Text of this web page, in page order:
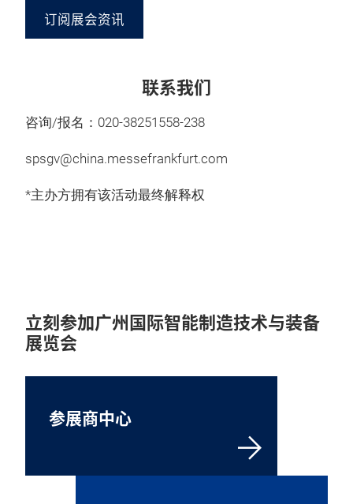
订阅展会资讯
联系我们
咨询/报名：020-38251558-238
spsgv@china.messefrankfurt.com
*主办方拥有该活动最终解释权
立刻参加广州国际智能制造技术与装备
展览会
参展商中心